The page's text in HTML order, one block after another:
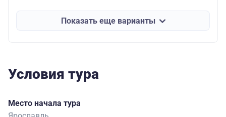
Показать еще варианты
Условия тура
Место начала тура